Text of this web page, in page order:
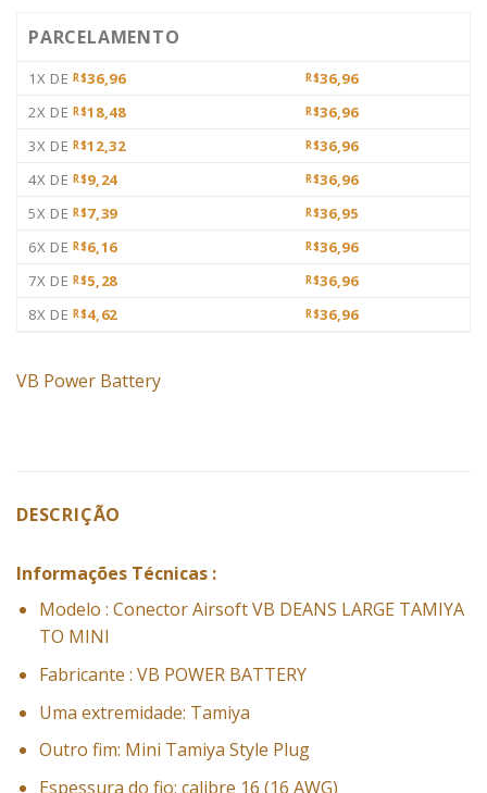
PARCELAMENTO
1X DE R$36,96 R$36,96
2X DE R$18,48 R$36,96
3X DE R$12,32 R$36,96
4X DE R$9,24 R$36,96
5X DE R$7,39 R$36,95
6X DE R$6,16 R$36,96
7X DE R$5,28 R$36,96
8X DE R$4,62 R$36,96
VB Power Battery
DESCRIÇÃO
Informações Técnicas :
Modelo : Conector Airsoft VB DEANS LARGE TAMIYA
TO MINI
Fabricante : VB POWER BATTERY
Uma extremidade: Tamiya
Outro fim: Mini Tamiya Style Plug
Espessura do fio: calibre 16 (16 AWG)